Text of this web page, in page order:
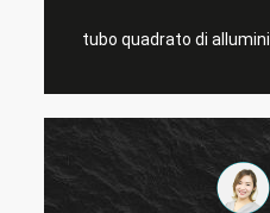
tubo quadrato di